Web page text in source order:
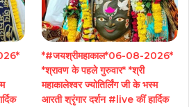
*#जयश्रीमहाकाल*06-08-2026*
*श्रावण के पहले गुरुवार* *श्री
महाकालेश्वर ज्योतिर्लिंग जी के भस्म
आरती श्रृंगार दर्शन #live कीं हार्दिक